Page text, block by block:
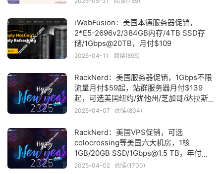
iWebFusion：美国本德服务器促销，
2*E5-2696v2/384GB内存/4TB SSD存
储/1Gbps@20TB，月付$109
2025-04-11 阅读(895)
RackNerd：美国服务器促销，1Gbps不限
流量月付$59起，站群服务器月付$139
起，可选美国纽约/犹他州/芝加哥/达拉斯/
洛杉矶等
2025-04-07 阅读(804)
RackNerd：美国VPS促销，可选
colocrossing等美国六大机房，1核
1GB/20GB SSD/1Gbps@1.5 TB，年付
$10.99起，独立服务器月付$64.95起，13
2025-04-02 阅读(1700)